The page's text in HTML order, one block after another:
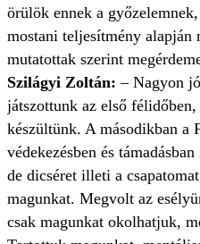
örülök ennek a
mostani teljesítmény alapján
mutatottak szerint
Szilágyi Zoltán: – Nagyon
játszottunk az első
készültünk. A másodikban a
védekezésben és
de dicséret illeti a
magunkat. Megvolt az
csak magunkat okolhatjuk,